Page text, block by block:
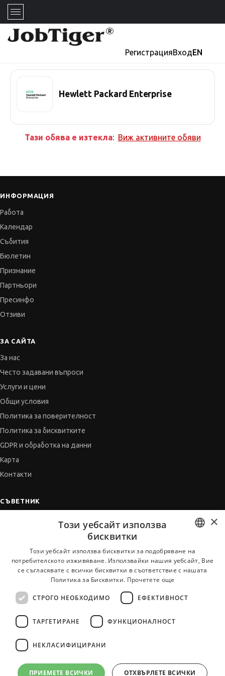
РегистрацияВходEN
Hewlett Packard Enterprise
Тази обява е изтекла: Виж активните обяви
ИНФОРМАЦИЯ
Работа
Календар
Събития
Бюлетин
Признание
Партньори
Пресинфо
Отзиви
ЗА САЙТА
За нас
Често задавани въпроси
Услуги и цени
Общи условия
Политика за поверителност
Политика за бисквитките
GDPR и обработка на данни
Карта
Контакти
СЪВЕТНИК
Когато получим оферта
Vihra AI
За новодошли
Всички услуги на JobTiger
BULGARIAN
ENGLISH
×
Този уебсайт използва
бисквитки
Този уебсайт използва бисквитки за подобряване на
потребителското изживяване. Използвайки нашия уебсайт, Вие
се съгласявате с всички бисквитки в съответствие с нашата
Политика за Бисквитки. Прочетете още
СТРОГО НЕОБХОДИМО ЕФЕКТИВНОСТ
ТАРГЕТИРАНЕ ФУНКЦИОНАЛНОСТ
НЕКЛАСИФИЦИРАНИ
ПРИЕМЕТЕ ВСИЧКИ ОТХВЪРЛЕТЕ ВСИЧКИ